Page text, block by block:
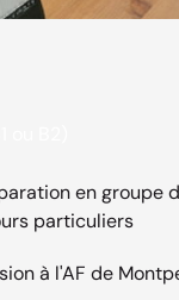
en groupe
particuliers
à l'AF de